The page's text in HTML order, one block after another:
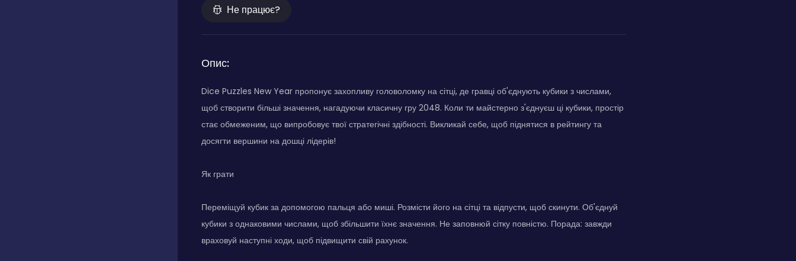
Не працює?
Опис:
Dice Puzzles New Year пропонує захопливу головоломку на сітці, де гравці об'єднують кубики з числами,
щоб створити більші значення, нагадуючи класичну гру 2048. Коли ти майстерно з'єднуєш ці кубики, простір
стає обмеженим, що випробовує твої стратегічні здібності. Викликай себе, щоб піднятися в рейтингу та
досягти вершини на дошці лідерів!
Як грати
Переміщуй кубик за допомогою пальця або миші. Розмісти його на сітці та відпусти, щоб скинути. Об'єднуй
кубики з однаковими числами, щоб збільшити їхнє значення. Не заповнюй сітку повністю. Порада: завжди
враховуй наступні ходи, щоб підвищити свій рахунок.